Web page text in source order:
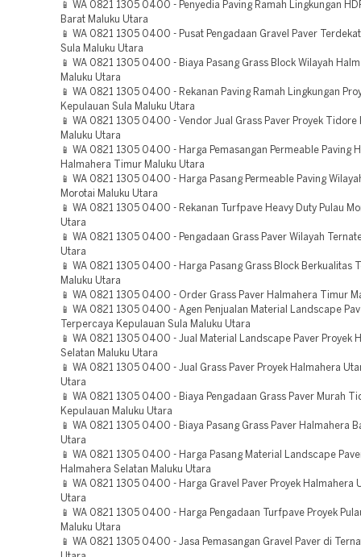
📱 WA 0821 1305 0400 - Penyedia Paving Ramah Lingkungan
Barat Maluku Utara
📱 WA 0821 1305 0400 - Pusat Pengadaan Gravel Paver
Sula Maluku Utara
📱 WA 0821 1305 0400 - Biaya Pasang Grass Block Wilayah
Maluku Utara
📱 WA 0821 1305 0400 - Rekanan Paving Ramah Lingkungan
Kepulauan Sula Maluku Utara
📱 WA 0821 1305 0400 - Vendor Jual Grass Paver Proyek Tidore
Maluku Utara
📱 WA 0821 1305 0400 - Harga Pemasangan Permeable Paving
Halmahera Timur Maluku Utara
📱 WA 0821 1305 0400 - Harga Pasang Permeable Paving
Morotai Maluku Utara
📱 WA 0821 1305 0400 - Rekanan Turfpave Heavy Duty Pulau
Utara
📱 WA 0821 1305 0400 - Pengadaan Grass Paver Wilayah
Utara
📱 WA 0821 1305 0400 - Harga Pasang Grass Block Berkualitas
Maluku Utara
📱 WA 0821 1305 0400 - Order Grass Paver Halmahera Timur
📱 WA 0821 1305 0400 - Agen Penjualan Material Landscape
Terpercaya Kepulauan Sula Maluku Utara
📱 WA 0821 1305 0400 - Jual Material Landscape Paver Proyek
Selatan Maluku Utara
📱 WA 0821 1305 0400 - Jual Grass Paver Proyek Halmahera
Utara
📱 WA 0821 1305 0400 - Biaya Pengadaan Grass Paver Murah
Kepulauan Maluku Utara
📱 WA 0821 1305 0400 - Biaya Pasang Grass Paver Halmahera
Utara
📱 WA 0821 1305 0400 - Harga Pasang Material Landscape
Halmahera Selatan Maluku Utara
📱 WA 0821 1305 0400 - Harga Gravel Paver Proyek Halmahera
Utara
📱 WA 0821 1305 0400 - Harga Pengadaan Turfpave Proyek
Maluku Utara
📱 WA 0821 1305 0400 - Jasa Pemasangan Gravel Paver di